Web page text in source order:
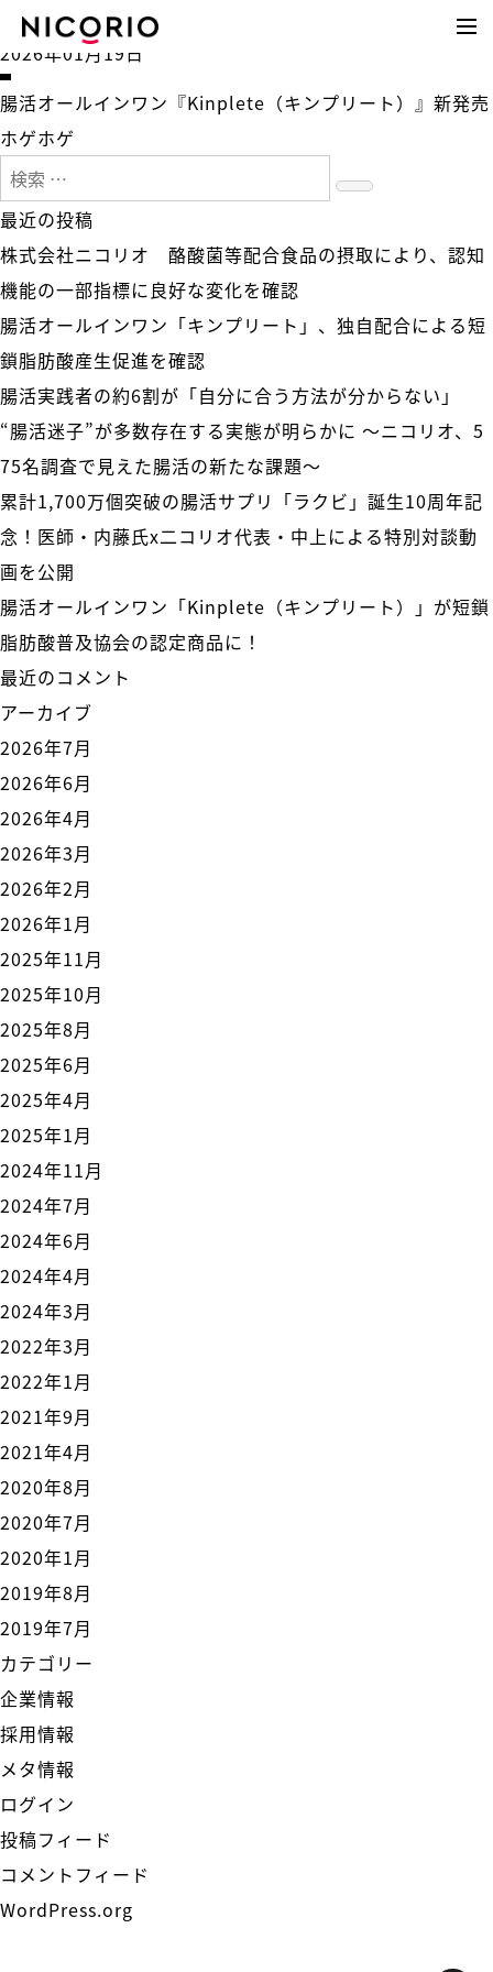
タグ:フラクトオリゴ糖
2026年01月19日
腸活オールインワン『Kinplete（キンプリート）』新発売
ホゲホゲ
検
索:
検
最近の投稿
株式会社ニコリオ 酪酸菌等配合食品の摂取により、認知
機能の一部指標に良好な変化を確認
腸活オールインワン「キンプリート」、独自配合による短
鎖脂肪酸産生促進を確認
腸活実践者の約6割が「自分に合う方法が分からない」
“腸活迷子”が多数存在する実態が明らかに 〜ニコリオ、5
75名調査で見えた腸活の新たな課題〜
累計1,700万個突破の腸活サプリ「ラクビ」誕生10周年記
念！医師・内藤氏x二コリオ代表・中上による特別対談動
画を公開
腸活オールインワン「Kinplete（キンプリート）」が短鎖
脂肪酸普及協会の認定商品に！
最近のコメント
アーカイブ
2026年7月
2026年6月
2026年4月
2026年3月
2026年2月
2026年1月
2025年11月
2025年10月
2025年8月
2025年6月
2025年4月
2025年1月
2024年11月
2024年7月
2024年6月
2024年4月
2024年3月
2022年3月
2022年1月
2021年9月
2021年4月
2020年8月
2020年7月
2020年1月
2019年8月
2019年7月
カテゴリー
企業情報
採用情報
メタ情報
ログイン
投稿フィード
コメントフィード
WordPress.org